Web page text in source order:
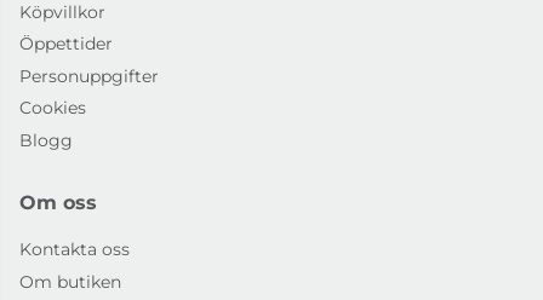
Köpvillkor
Öppettider
Personuppgifter
Cookies
Blogg
Om oss
Kontakta oss
Om butiken